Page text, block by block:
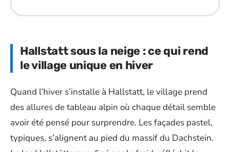
Hallstatt sous la neige : ce qui rend
le village unique en hiver
Quand l’hiver s’installe à Hallstatt, le village prend
des allures de tableau alpin où chaque détail semble
avoir été pensé pour surprendre. Les façades pastel,
typiques, s’alignent au pied du massif du Dachstein.